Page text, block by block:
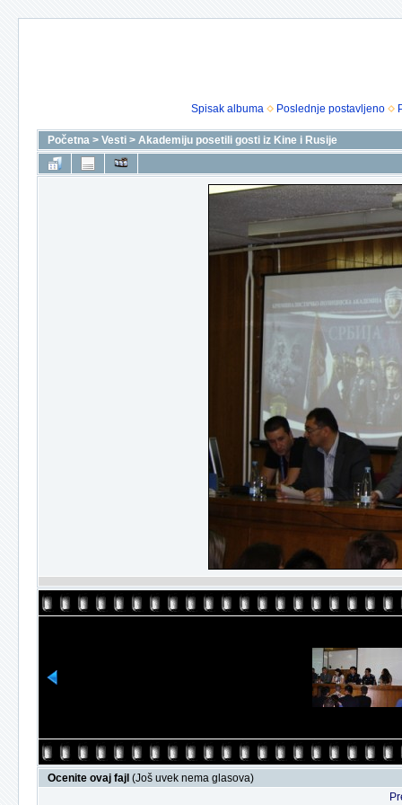
Spisak albuma Poslednje postavljeno
Početna > Vesti > Akademiju posetili gosti iz Kine i Rusije
Ocenite ovaj fajl (Još uvek nema glasova)